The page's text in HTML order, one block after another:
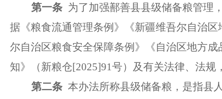
第一条 为了加强鄯善县县级储备粮管理
据《粮食流通管理条例》《新疆维吾尔自治
尔自治区粮食安全保障条例》
《自治区地方
知》（新粮仓[2025]91号） 及有关法律、法规
第二条 本办法所称县级储备粮，是指县